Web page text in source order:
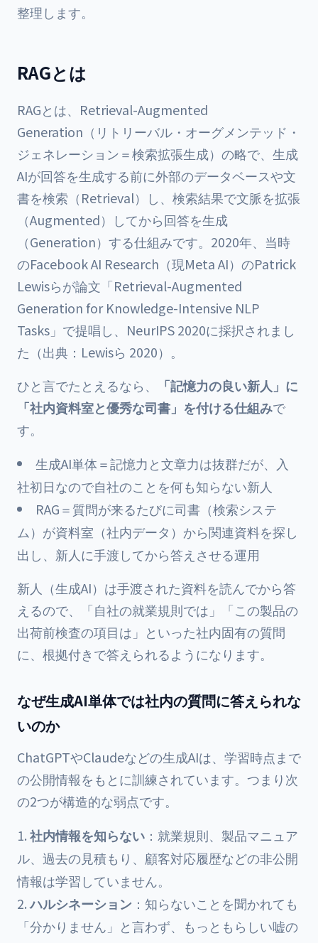
整理します。
RAGとは
RAGとは、Retrieval-Augmented
Generation（リトリーバル・オーグメンテッド・
ジェネレーション＝検索拡張生成）の略で、生成
AIが回答を生成する前に外部のデータベースや文
書を検索（Retrieval）し、検索結果で文脈を拡張
（Augmented）してから回答を生成
（Generation）する仕組みです。2020年、当時
のFacebook AI Research（現Meta AI）のPatrick
Lewisらが論文「Retrieval-Augmented
Generation for Knowledge-Intensive NLP
Tasks」で提唱し、NeurIPS 2020に採択されまし
た（出典：Lewisら 2020）。
ひと言でたとえるなら、
「記憶力の良い新人」に
「社内資料室と優秀な司書」を付ける仕組みで
す。
生成AI単体＝記憶力と文章力は抜群だが、入
社初日なので自社のことを何も知らない新人
RAG＝質問が来るたびに司書（検索システ
ム）が資料室（社内データ）から関連資料を探し
出し、新人に手渡してから答えさせる運用
新人（生成AI）は手渡された資料を読んでから答
えるので、「自社の就業規則では」「この製品の
出荷前検査の項目は」といった社内固有の質問
に、根拠付きで答えられるようになります。
なぜ生成AI単体では社内の質問に答えられな
いのか
ChatGPTやClaudeなどの生成AIは、学習時点まで
の公開情報をもとに訓練されています。つまり次
の2つが構造的な弱点です。
社内情報を知らない ：就業規則、製品マニュア
ル、過去の見積もり、顧客対応履歴などの非公開
情報は学習していません。
ハルシネーション ：知らないことを聞かれても
「分かりません」と言わず、もっともらしい嘘の